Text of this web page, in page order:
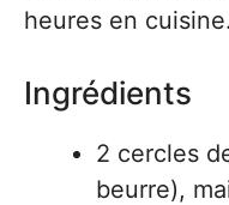
heures en cuisine.
Ingrédients
2 cercles
beurre),